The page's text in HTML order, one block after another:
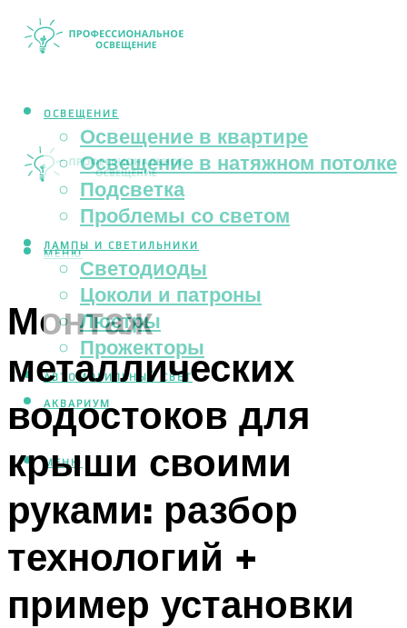
ОСВЕЩЕНИЕ
Освещение в квартире
Освещение в натяжном потолке
Подсветка
Проблемы со светом
ЛАМПЫ И СВЕТИЛЬНИКИ
Светодиоды
Цоколи и патроны
Люстры
Прожекторы
АВТОМОБИЛЬНЫЙ СВЕТ
АКВАРИУМ
МЕНЮ
МЕНЮ
Монтаж
металлических
водостоков для
крыши своими
руками: разбор
технологий +
пример установки